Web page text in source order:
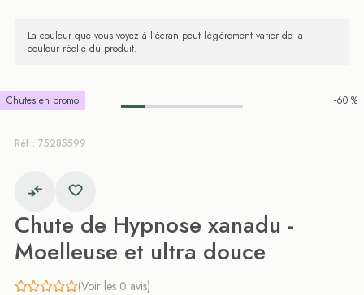
La couleur que vous voyez à l’écran peut légèrement varier de la
couleur réelle du produit.
Chutes en promo -60 %
Réf : 75285599
Chute de Hypnose xanadu -
Moelleuse et ultra douce
(Voir les 0 avis)